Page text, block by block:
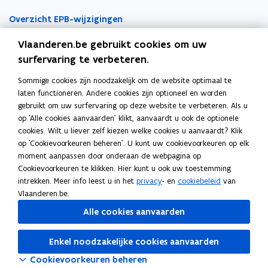
a
v
r
g
e
n
v
a
n
0
1
.
0
.
2
1
a
n
v
r
g
e
n
v
a
n
0
1
.
0
.
2
1
w
a
n
r
a
g
e
n
v
a
n
0
1
0
1
2
w
a
a
n
r
a
g
e
n
v
a
n
0
1
0
1
2
o
w
a
n
v
r
a
g
e
n
v
a
n
1
.
1
o
u
w
a
n
v
r
a
g
e
n
v
a
n
1
.
1
r
o
u
a
a
n
v
r
a
g
e
n
v
n
0
.
r
b
o
u
a
a
n
v
r
a
g
e
n
v
n
0
.
t
i
t
i
n
n
u
w
v
e
n
s
e
a
a
r
k
e
m
b
o
r
d
Overzicht EPB-wijzigingen
EPB-regelgeving
Werken als EPB-verslaggever
Erkenningsvoorwaarden
Permanente vorming
Veelgemaakte fouten
Tools
EPB-software 3G
Energieprestatiedatabank
Gekende softwareproblemen
Vlaanderen.be gebruikt cookies om uw
surfervaring te verbeteren.
Sommige cookies zijn noodzakelijk om de website optimaal te
laten functioneren. Andere cookies zijn optioneel en worden
gebruikt om uw surfervaring op deze website te verbeteren. Als u
op 'Alle cookies aanvaarden' klikt, aanvaardt u ook de optionele
cookies. Wilt u liever zelf kiezen welke cookies u aanvaardt? Klik
op 'Cookievoorkeuren beheren'. U kunt uw cookievoorkeuren op elk
moment aanpassen door onderaan de webpagina op
Cookievoorkeuren te klikken. Hier kunt u ook uw toestemming
intrekken. Meer info leest u in het privacy- en cookiebeleid van
Vlaanderen.be.
Alle cookies aanvaarden
Enkel noodzakelijke cookies aanvaarden
Cookievoorkeuren beheren